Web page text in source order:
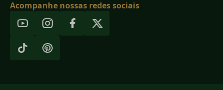
Acompanhe nossas redes sociais